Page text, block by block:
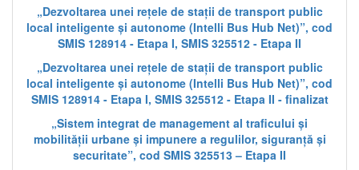
„Dezvoltarea unei rețele de stații de transport public
local inteligente și autonome (Intelli Bus Hub Net)”, cod
SMIS 128914 - Etapa I, SMIS 325512 - Etapa II
„Dezvoltarea unei rețele de stații de transport public
local inteligente și autonome (Intelli Bus Hub Net)”, cod
SMIS 128914 - Etapa I, SMIS 325512 - Etapa II - finalizat
„Sistem integrat de management al traficului și
mobilității urbane și impunere a regulilor, siguranță și
securitate”, cod SMIS 325513 – Etapa II